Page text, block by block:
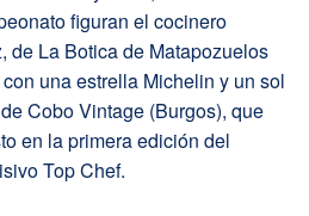
figuran el cocinero
de La Botica de Matapozuelos
una estrella Michelin y un sol
Cobo Vintage (Burgos), que
en la primera edición del
Top Chef.